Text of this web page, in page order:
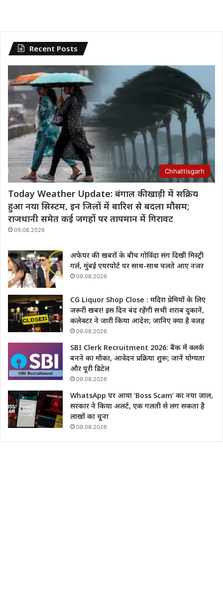
Recent Posts
Chhattisgarh
Today Weather Update: बंगाल की खाड़ी में सक्रिय
हुआ नया सिस्टम, इन जिलों में बारिश से बदला मौसम;
राजधानी समेत कई जगहों पर तापमान में गिरावट
09.08.2026
अफेयर की खबरों के बीच गोविंदा संग दिखी मिस्ट्री
गर्ल, मुंबई एयरपोर्ट पर साथ-साथ चलते आए नजर
09.08.2026
CG Liquor Shop Close : मदिरा प्रेमियों के लिए
जरूरी खबर! इस दिन बंद रहेंगी सभी शराब दुकानें,
कलेक्टर ने जारी किया आदेश; जानिए क्या है वजह
09.08.2026
SBI Clerk Recruitment 2026: बैंक में क्लर्क
बनने का मौका, आवेदन प्रक्रिया शुरू; जानें योग्यता
और पूरी डिटेल
09.08.2026
WhatsApp पर आया ‘Boss Scam’ का नया जाल,
सरकार ने किया अलर्ट, एक गलती से लग सकता है
लाखों का चूना
09.08.2026